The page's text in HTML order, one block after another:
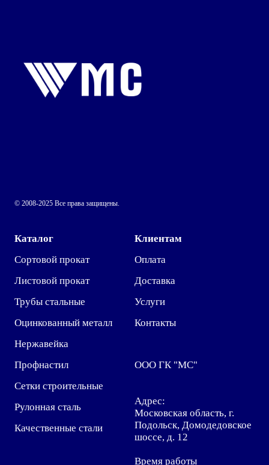
© 2008-2025 Все права защищены.
Каталог
Сортовой прокат
Листовой прокат
Трубы стальные
Оцинкованный металл
Нержавейка
Профнастил
Сетки строительные
Рулонная сталь
Качественные стали
Клиентам
Оплата
Доставка
Услуги
Контакты
ООО ГК "МС"
Адрес:
Московская область, г.
Подольск, Домодедовское
шоссе, д. 12
Время работы